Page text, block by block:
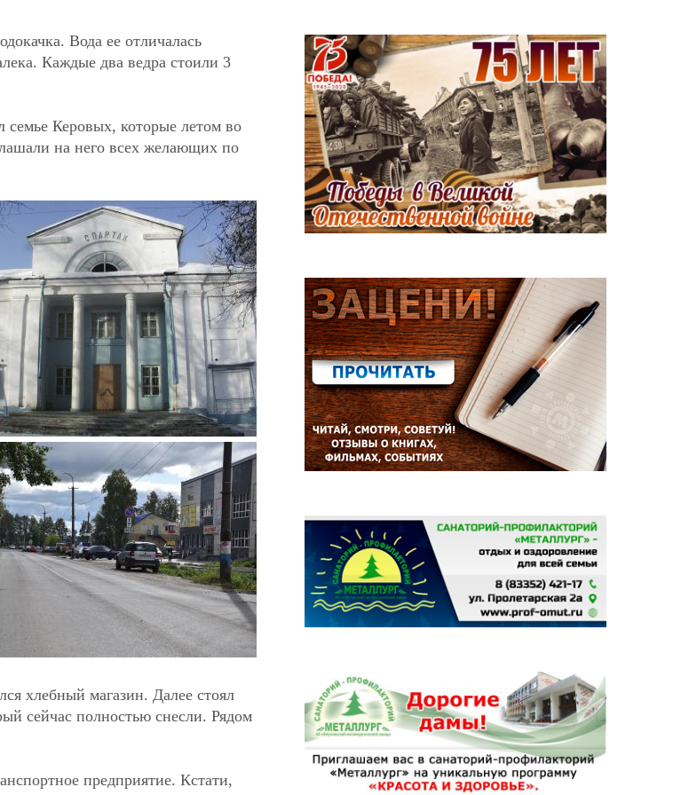
Вода ее отличалась
Каждые два ведра стоили 3
Керовых, которые летом во
на него всех желающих по
хлебный магазин. Далее стоял
сейчас полностью снесли. Рядом
предприятие. Кстати,